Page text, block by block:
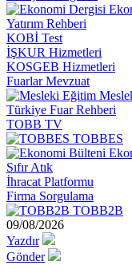
Yatırım Rehberi
KOBİ Test
İŞKUR Hizmetleri
KOSGEB Hizmetleri
Fuarlar Mevzuat
Türkiye Fuar Rehberi
TOBB TV
TOBBES
Sıfır Atık
İhracat Platformu
Firma Sorgulama
TOBB2B
09/08/2026
Yazdır
Gönder